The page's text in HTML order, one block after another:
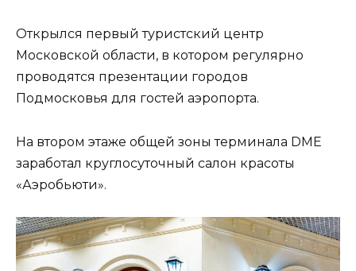
Открылся первый туристский центр
Московской области, в котором регулярно
проводятся презентации городов
Подмосковья для гостей аэропорта.
На втором этаже общей зоны терминала DME
заработал круглосуточный салон красоты
«Аэробьюти».